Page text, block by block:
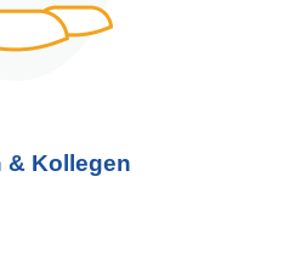
& Kollegen